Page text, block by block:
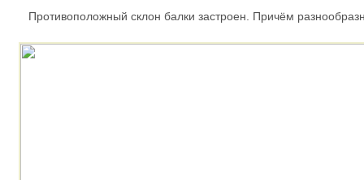
Противоположный склон балки застроен. Причём